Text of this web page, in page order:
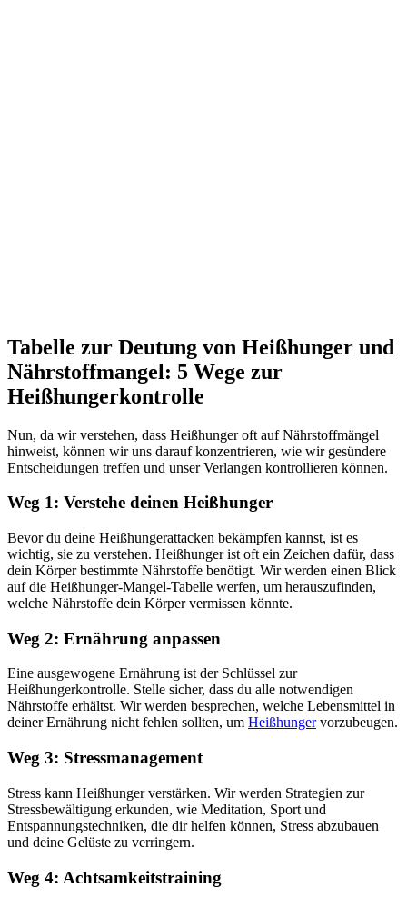
Tabelle zur Deutung von Heißhunger und
Nährstoffmangel: 5 Wege zur
Heißhungerkontrolle
Nun, da wir verstehen, dass Heißhunger oft auf Nährstoffmängel
hinweist, können wir uns darauf konzentrieren, wie wir gesündere
Entscheidungen treffen und unser Verlangen kontrollieren können.
Weg 1: Verstehe deinen Heißhunger
Bevor du deine Heißhungerattacken bekämpfen kannst, ist es
wichtig, sie zu verstehen. Heißhunger ist oft ein Zeichen dafür, dass
dein Körper bestimmte Nährstoffe benötigt. Wir werden einen Blick
auf die Heißhunger-Mangel-Tabelle werfen, um herauszufinden,
welche Nährstoffe dein Körper vermissen könnte.
Weg 2: Ernährung anpassen
Eine ausgewogene Ernährung ist der Schlüssel zur
Heißhungerkontrolle. Stelle sicher, dass du alle notwendigen
Nährstoffe erhältst. Wir werden besprechen, welche Lebensmittel in
deiner Ernährung nicht fehlen sollten, um Heißhungervorzubeugen.
Weg 3: Stressmanagement
Stress kann Heißhunger verstärken. Wir werden Strategien zur
Stressbewältigung erkunden, wie Meditation, Sport und
Entspannungstechniken, die dir helfen können, Stress abzubauen
und deine Gelüste zu verringern.
Weg 4: Achtsamkeitstraining